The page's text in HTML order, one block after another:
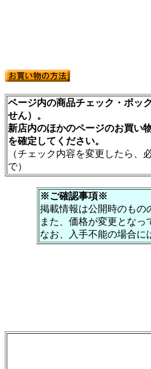
ページ内の商品チェック・ボッ
せん）。
新店内のほかのページのお買い
を確定してください。
（チェック内容を変更したら
で）
※ご確認事項※
掲載情報は公開時のもの
また、価格が変更とな
なお、入手不能の場合に